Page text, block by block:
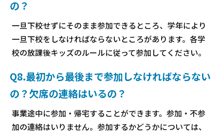
の？
一旦下校せずにそのまま参加できるところ、学年により
一旦下校をしなければならないところがあります。各学
校の放課後キッズのルールに従って参加してください。
Q8.最初から最後まで参加しなければならない
の？欠席の連絡はいるの？
事業途中に参加・帰宅することができます。参加・不参
加の連絡はいりません。参加するかどうかについては、